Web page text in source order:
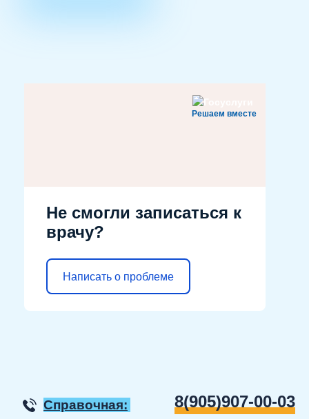
Решаем вместе
Не смогли записаться к
врачу?
Написать о проблеме
Справочная: 8(905)907-00-03